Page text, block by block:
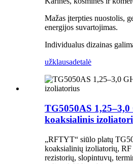
Mažas įterpties nuostolis,
energijos suvartojimas.
Individualus dizainas
užklausadetalė
TG5050AS 1,25–3,0
koaksialinis
„RFTYT“ siūlo platų
koaksialinių izoliatorių,
rezistorių, slopintuvų,